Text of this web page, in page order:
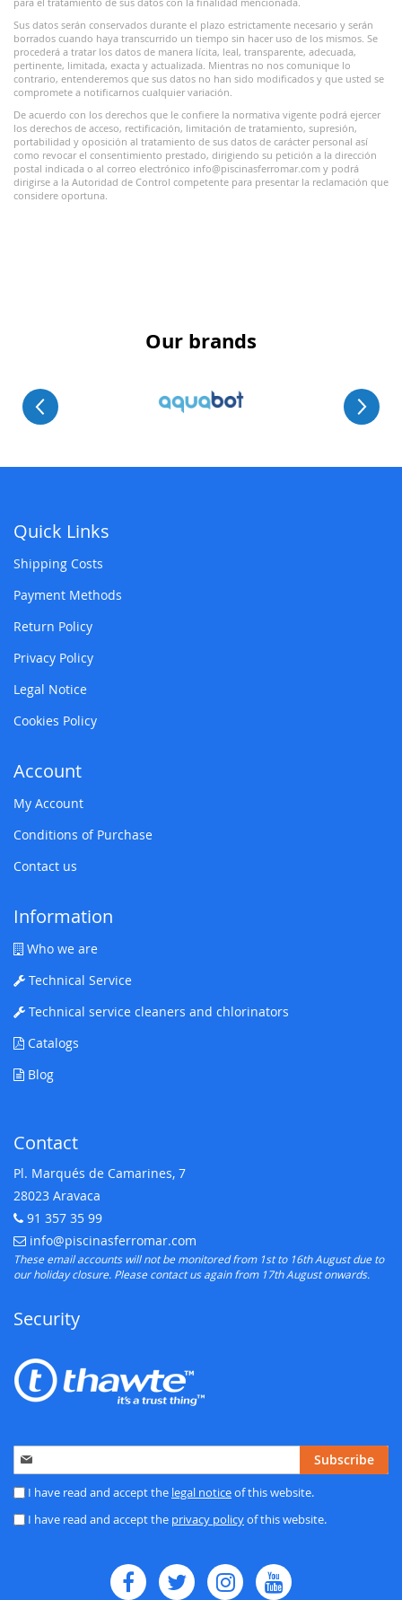
Sus datos serán conservados durante el plazo estrictamente necesario y serán
borrados cuando haya transcurrido un tiempo sin hacer uso de los mismos. Se
procederá a tratar los datos de manera lícita, leal, transparente, adecuada,
pertinente, limitada, exacta y actualizada. Mientras no nos comunique lo
contrario, entenderemos que sus datos no han sido modificados y que usted se
compromete a notificarnos cualquier variación.
De acuerdo con los derechos que le confiere la normativa vigente podrá ejercer
los derechos de acceso, rectificación, limitación de tratamiento, supresión,
portabilidad y oposición al tratamiento de sus datos de carácter personal así
como revocar el consentimiento prestado, dirigiendo su petición a la dirección
postal indicada o al correo electrónico info@piscinasferromar.com y podrá
dirigirse a la Autoridad de Control competente para presentar la reclamación que
considere oportuna.
Our brands
Quick Links
Shipping Costs
Payment Methods
Return Policy
Privacy Policy
Legal Notice
Cookies Policy
Account
My Account
Conditions of Purchase
Contact us
Information
Who we are
Technical Service
Technical service cleaners and chlorinators
Catalogs
Blog
Contact
Pl. Marqués de Camarines, 7
28023 Aravaca
Telephone:
91 357 35 99
E-mail:
info@piscinasferromar.com
These email accounts will not be monitored from 1st to 16th August due to
our holiday closure. Please contact us again from 17th August onwards.
Security
Sign
Up
for
Newsletter:
Subscribe
I have read and accept the legal noticeof this website.
I have read and accept the privacy policyof this website.